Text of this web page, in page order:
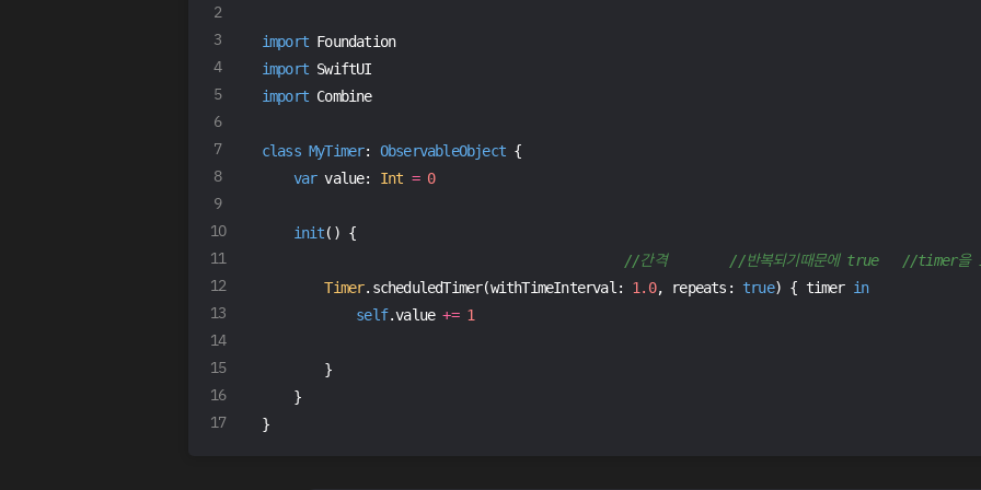
import Foundation
import SwiftUI
import Combine
class MyTimer: ObservableObject {
var value: Int = 0
init() {
//간격        //반복되기때문에 true   //timer을
Timer.scheduledTimer(withTimeInterval: 1.0, repeats: true) { timer in
self.value += 1
        }
    }
}